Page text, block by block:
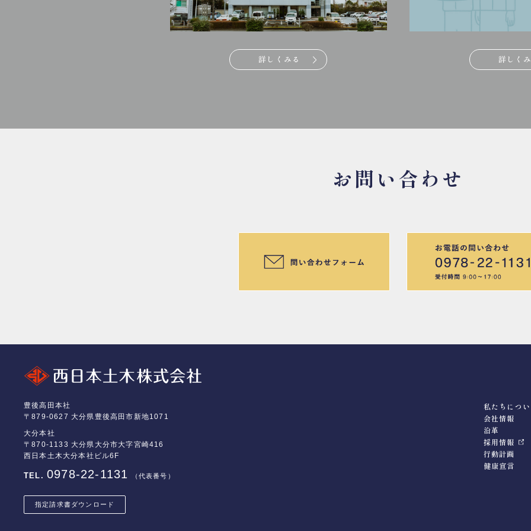
詳しくみる 詳しく
お問い合わせ
豊後高田本社
〒879-0627 大分県豊後高田市新地1071
大分本社
〒870-1133 大分県大分市大字宮崎416
西日本土木大分本社ビル6F
TEL. 0978-22-1131 （代表番号）
指定請求書ダウンロード
私たちにつ
会社情報
沿革
採用情報
行動計画
健康宣言